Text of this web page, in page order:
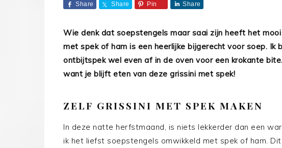
Share Share Pin Share
Wie denk dat soepstengels maar saai zijn heeft het
met spek of ham is een heerlijke bijgerecht voor soep. Ik
ontbijtspek wel even af in de oven voor een krokante
want je blijft eten van deze grissini met spek!
ZELF GRISSINI MET SPEK MAKEN
In deze natte herfstmaand, is niets lekkerder dan een
ik het liefst soepstengels omwikkeld met spek of ham.